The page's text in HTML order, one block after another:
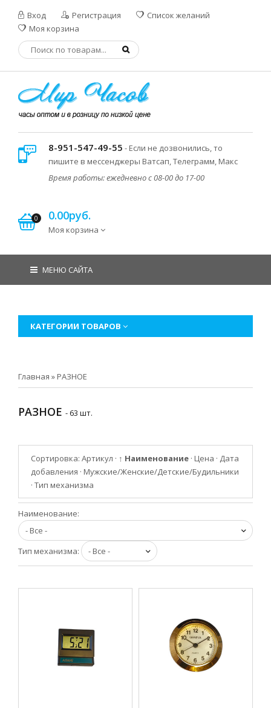
Вход Регистрация
Список желаний
Моя корзина
8-951-547-49-55 - Если не дозвонились, то
пишите в мессенджеры Ватсап, Телеграмм, Макс
Время работы: ежедневно с 08-00 до 17-00
0 0.00руб.
Моя корзина
МЕНЮ САЙТА
КАТЕГОРИИ ТОВАРОВ
Главная » РАЗНОЕ
РАЗНОЕ - 63 шт.
Сортировка: Артикул · ↑ Наименование · Цена · Дата
добавления · Мужские/Женские/Детские/Будильники
· Тип механизма
Наименование:
Тип механизма: